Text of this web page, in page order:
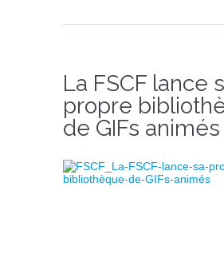
La FSCF lance
propre
de GIFs animés